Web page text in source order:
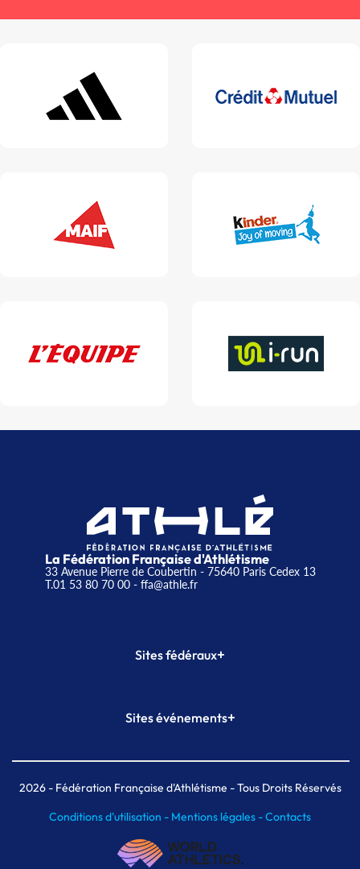
La Fédération Française d'Athlétisme
33 Avenue Pierre de Coubertin - 75640 Paris Cedex 13
T.01 53 80 70 00- ffa@athle.fr
Sites fédéraux+
Plateforme Formation
Sites événements+
Meeting de Paris indoor
MAIF Ekiden de Paris
2026- Fédération Française d'Athlétisme - Tous Droits Réservés
Conditions d'utilisation - Mentions légales -Contacts